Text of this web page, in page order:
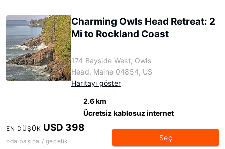
Charming Owls Head Retreat: 2
Mi to Rockland Coast
174 Bayside West, Owls
Head, Maine 04854, US
Haritayı göster
2.6 km
Ücretsiz kablosuz internet
EN DÜŞÜK USD 398
oda başına / gecelik Seç